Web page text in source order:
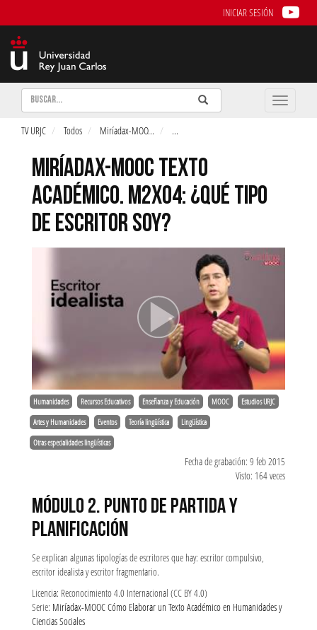
INICIAR SESIÓN
Buscar Enviar
Buscar
Toggle
TV URJC Todos Miríadax-MOO... ...
MIRÍADAX-MOOC TEXTO
ACADÉMICO. M2X04: ¿QUÉ TIPO
DE ESCRITOR SOY?
Humanidades Recursos Educativos Enseñanza y Educación MOOC Estudios URJC
Artes y Humanidades Eventos Teoría lingüística Lingüística
Otras especialidades lingüísticas
Fecha de grabación: 9 feb 2015
Visto: 164 veces
MÓDULO 2. PUNTO DE PARTIDA Y
PLANIFICACIÓN
Se explican algunas tipologías de escritores que hay: escritor compulsivo,
escritor idealista y escritor fragmentario.
Licencia: Reconocimiento 4.0 Internacional (CC BY 4.0)
Serie: Miríadax-MOOC Cómo Elaborar un Texto Académico en Humanidades y
Ciencias Sociales